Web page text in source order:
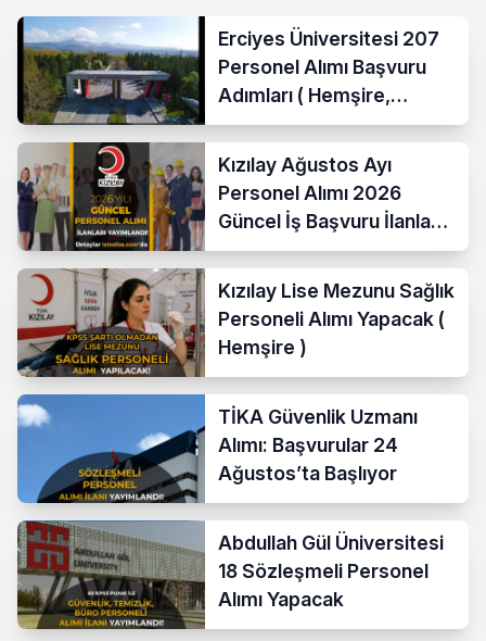
Erciyes Üniversitesi 207
Personel Alımı Başvuru
Adımları ( Hemşire,
Temizlik Personeli )
Kızılay Ağustos Ayı
Personel Alımı 2026
Güncel İş Başvuru İlanları
Yayımladı!
Kızılay Lise Mezunu Sağlık
Personeli Alımı Yapacak (
Hemşire )
TİKA Güvenlik Uzmanı
Alımı: Başvurular 24
Ağustos’ta Başlıyor
Abdullah Gül Üniversitesi
18 Sözleşmeli Personel
Alımı Yapacak